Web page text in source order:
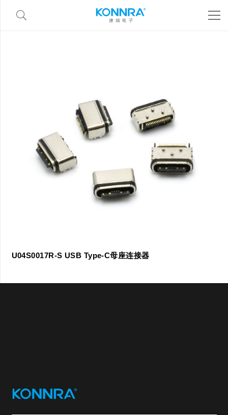
U04S0017R-S USB Type-C母座连接器